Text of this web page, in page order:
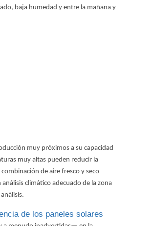
baja humedad y entre la mañana y
muy próximos a su capacidad
muy altas pueden reducir la
de aire fresco y seco
climático adecuado de la zona
de los paneles solares